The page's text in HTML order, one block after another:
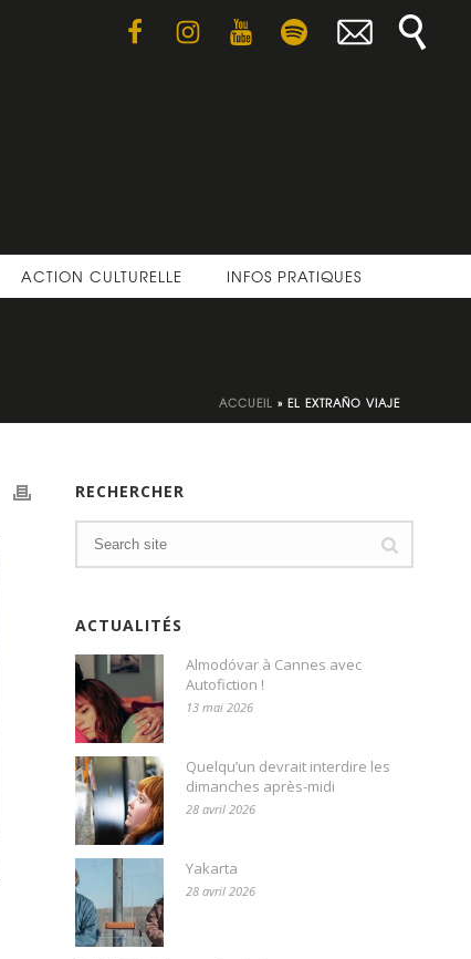
ACTION CULTURELLE INFOS PRATIQUES
ACCUEIL » EL EXTRAÑO VIAJE
RECHERCHER
ACTUALITÉS
Almodóvar à Cannes avec
Autofiction !
13 mai 2026
Quelqu’un devrait interdire les
dimanches après-midi
28 avril 2026
Yakarta
28 avril 2026